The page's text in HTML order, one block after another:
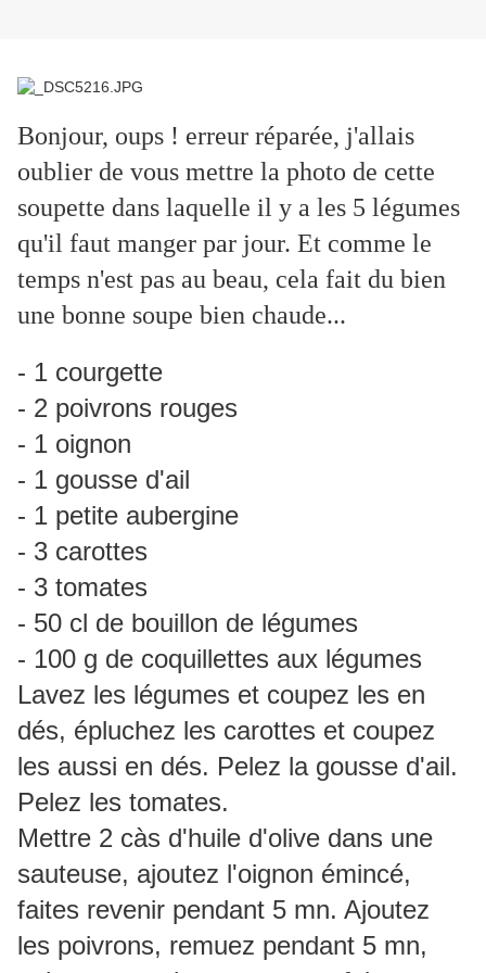
Bonjour, oups ! erreur réparée, j'allais
oublier de vous mettre la photo de cette
soupette dans laquelle il y a les 5 légumes
qu'il faut manger par jour. Et comme le
temps n'est pas au beau, cela fait du bien
une bonne soupe bien chaude...
- 1 courgette
- 2 poivrons rouges
- 1 oignon
- 1 gousse d'ail
- 1 petite aubergine
- 3 carottes
- 3 tomates
- 50 cl de bouillon de légumes
- 100 g de coquillettes aux légumes
Lavez les légumes et coupez les en
dés, épluchez les carottes et coupez
les aussi en dés. Pelez la gousse d'ail.
Pelez les tomates.
Mettre 2 càs d'huile d'olive dans une
sauteuse, ajoutez l'oignon émincé,
faites revenir pendant 5 mn. Ajoutez
les poivrons, remuez pendant 5 mn,